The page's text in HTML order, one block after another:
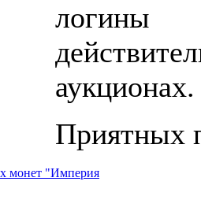
аукционах.
Приятных
монет "Империя